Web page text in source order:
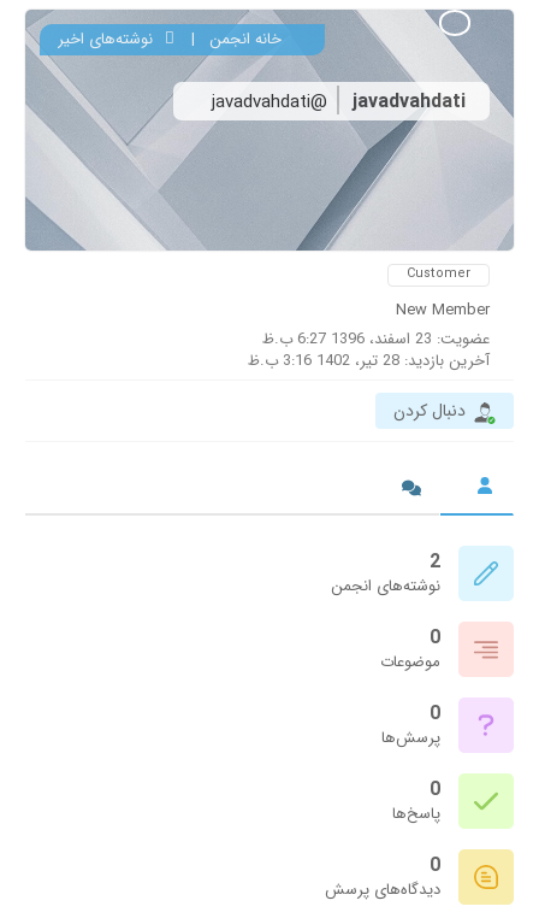
javadvahdati
@javadvahdati
خانه انجمن | نوشته‌های اخیر
Customer
New Member
عضویت: 23 اسفند، 1396 6:27 ب.ظ
آخرین بازدید: 28 تیر، 1402 3:16 ب.ظ
دنبال کردن
2
نوشته‌های انجمن
0
موضوعات
0
پرسش‌ها
0
پاسخ‌ها
0
دیدگاه‌های پرسش